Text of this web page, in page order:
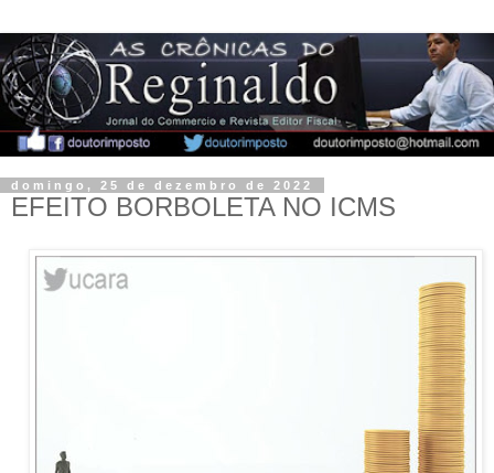
domingo, 25 de dezembro de 2022
EFEITO BORBOLETA NO ICMS